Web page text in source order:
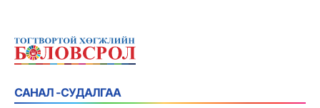
САНАЛ -СУДАЛГАА